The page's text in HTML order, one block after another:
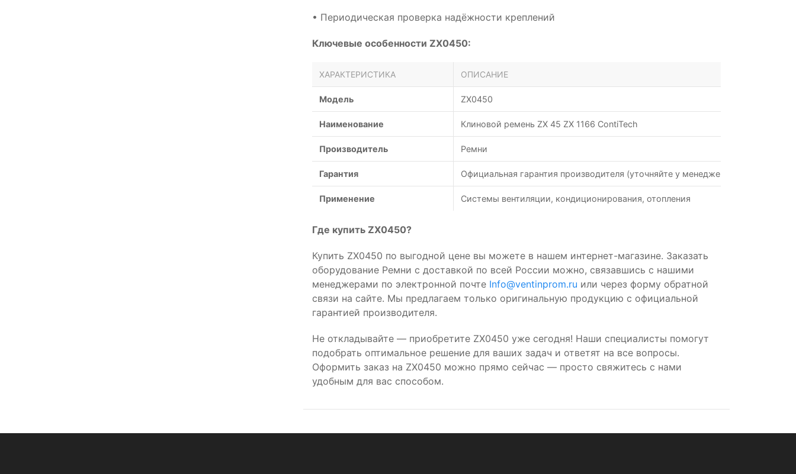
• Периодическая проверка надёжности креплений
Ключевые особенности ZX0450:
ХАРАКТЕРИСТИКА ОПИСАНИЕ
Модель ZX0450
Наименование Клиновой ремень ZX 45 ZX 1166 ContiTech
Производитель Ремни
Гарантия Официальная гарантия производителя (уточняйте у менеджеров)
Применение Системы вентиляции, кондиционирования, отопления
Где купить ZX0450?
Купить ZX0450 по выгодной цене вы можете в нашем интернет-магазине. Заказать
оборудование Ремни с доставкой по всей России можно, связавшись с нашими
менеджерами по электронной почте Info@ventinprom.ru или через форму обратной
связи на сайте. Мы предлагаем только оригинальную продукцию с официальной
гарантией производителя.
Не откладывайте — приобретите ZX0450 уже сегодня! Наши специалисты помогут
подобрать оптимальное решение для ваших задач и ответят на все вопросы.
Оформить заказ на ZX0450 можно прямо сейчас — просто свяжитесь с нами
удобным для вас способом.